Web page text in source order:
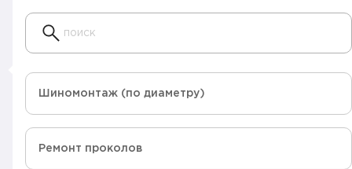
поиск
Шиномонтаж (по диаметру)
Ремонт проколов